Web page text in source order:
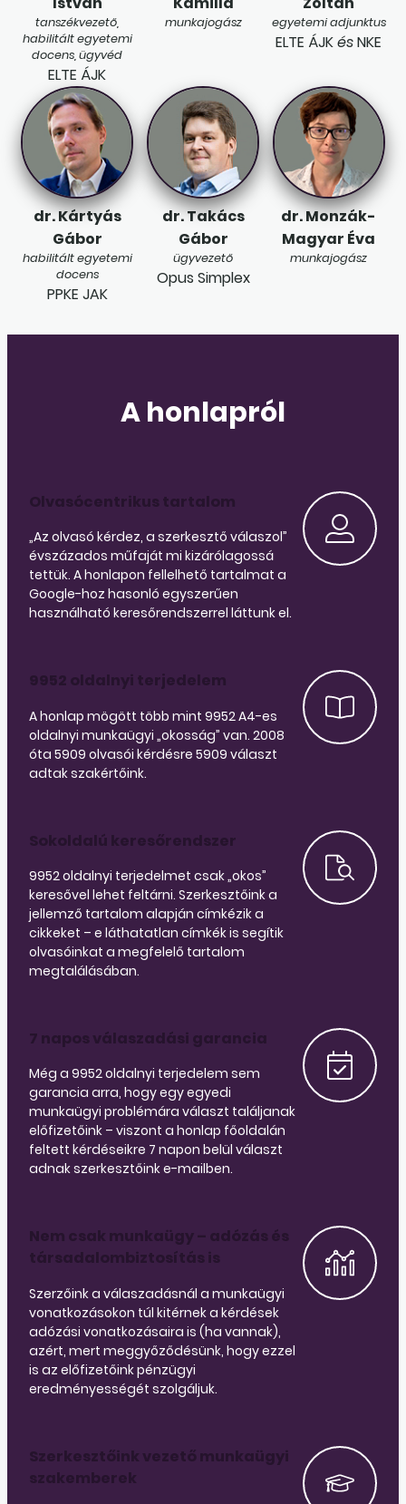
tanszékvezető,
habilitált egyetemi
docens, ügyvéd
ELTE ÁJK
munkajogász egyetemi adjunktus
ELTE ÁJKésNKE
dr. Kártyás
Gábor
habilitált egyetemi
docens
PPKE JAK
dr. Takács
Gábor
ügyvezető
Opus Simplex
dr. Monzák-
Magyar Éva
munkajogász
A honlapról
Olvasócentrikus tartalom
„Az olvasó kérdez, a szerkesztő válaszol”
évszázados műfaját mi kizárólagossá
tettük. A honlapon fellelhető tartalmat a
Google-hoz hasonló egyszerűen
használható keresőrendszerrel láttunk el.
9952 oldalnyi terjedelem
A honlap mögött több mint 9952 A4-es
oldalnyi munkaügyi „okosság” van. 2008
óta 5909 olvasói kérdésre 5909 választ
adtak szakértőink.
Sokoldalú keresőrendszer
9952 oldalnyi terjedelmet csak „okos”
keresővel lehet feltárni. Szerkesztőink a
jellemző tartalom alapján címkézik a
cikkeket – e láthatatlan címkék is segítik
olvasóinkat a megfelelő tartalom
megtalálásában.
7 napos válaszadási garancia
Még a 9952 oldalnyi terjedelem sem
garancia arra, hogy egy egyedi
munkaügyi problémára választ találjanak
előfizetőink – viszont a honlap főoldalán
feltett kérdéseikre 7 napon belül választ
adnak szerkesztőink e-mailben.
Nem csak munkaügy – adózás és
társadalombiztosítás is
Szerzőink a válaszadásnál a munkaügyi
vonatkozásokon túl kitérnek a kérdések
adózási vonatkozásaira is (ha vannak),
azért, mert meggyőződésünk, hogy ezzel
is az előfizetőink pénzügyi
eredményességét szolgáljuk.
Szerkesztőink vezető munkaügyi
szakemberek